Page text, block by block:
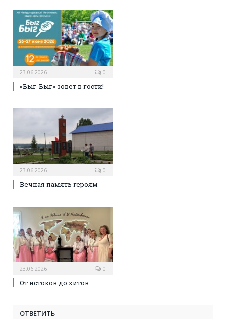
23.06.2026 0
«Быг-Быг» зовёт в гости!
23.06.2026 0
Вечная память героям
23.06.2026 0
От истоков до хитов
ОТВЕТИТЬ